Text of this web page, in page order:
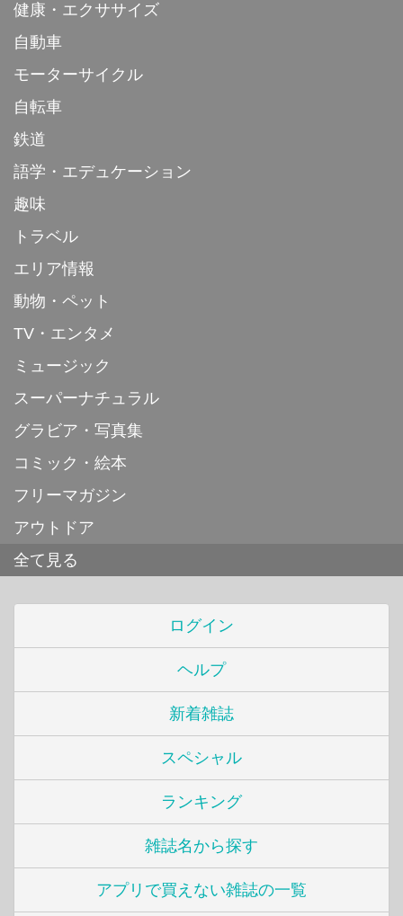
健康・エクササイズ
自動車
モーターサイクル
自転車
鉄道
語学・エデュケーション
趣味
トラベル
エリア情報
動物・ペット
TV・エンタメ
ミュージック
スーパーナチュラル
グラビア・写真集
コミック・絵本
フリーマガジン
アウトドア
全て見る
ログイン
ヘルプ
新着雑誌
スペシャル
ランキング
雑誌名から探す
アプリで買えない雑誌の一覧